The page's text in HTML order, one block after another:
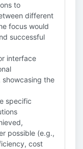
to
different
focus would
successful
interface
the
specific
possible (e.g.,
cost